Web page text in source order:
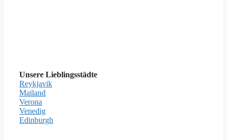
Unsere Lieblingsstädte
Reykjavik
Mailand
Verona
Venedig
Edinburgh